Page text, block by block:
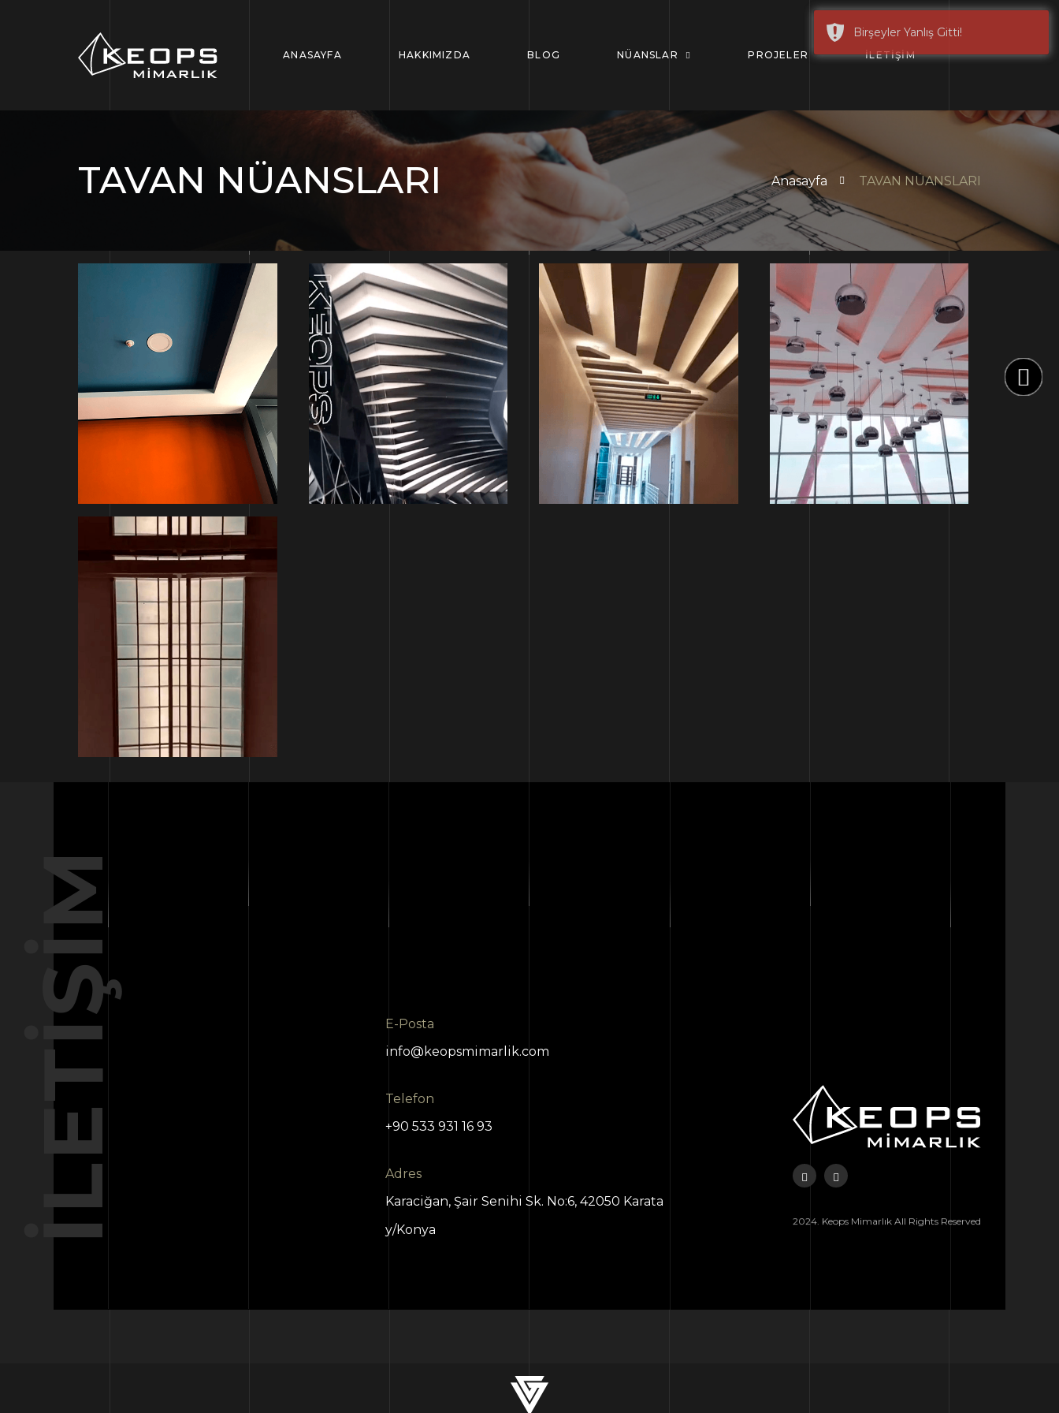
ANASAYFA HAKKIMIZDA BLOG NÜANSLAR PROJELER İLETİŞİM
TAVAN NÜANSLARI Anasayfa TAVAN NÜANSLARI
İLETIŞIM
E-Posta
info@keopsmimarlik.com
Telefon
+90 533 931 16 93
Adres
Karaciğan, Şair Senihi Sk. No:6, 42050 Karata
y/Konya
2024. Keops Mimarlık All Rights Reserved
Birşeyler Yanlış Gitti!